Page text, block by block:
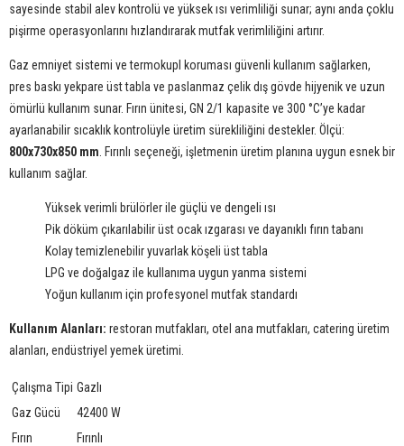
sayesinde stabil alev kontrolü ve yüksek ısı verimliliği sunar; aynı anda çoklu
pişirme operasyonlarını hızlandırarak mutfak verimliliğini artırır.
Gaz emniyet sistemi ve termokupl koruması güvenli kullanım sağlarken,
pres baskı yekpare üst tabla ve paslanmaz çelik dış gövde hijyenik ve uzun
ömürlü kullanım sunar. Fırın ünitesi, GN 2/1 kapasite ve 300 °C’ye kadar
ayarlanabilir sıcaklık kontrolüyle üretim sürekliliğini destekler. Ölçü:
800x730x850 mm . Fırınlı seçeneği, işletmenin üretim planına uygun esnek bir
kullanım sağlar.
Yüksek verimli brülörler ile güçlü ve dengeli ısı
Pik döküm çıkarılabilir üst ocak ızgarası ve dayanıklı fırın tabanı
Kolay temizlenebilir yuvarlak köşeli üst tabla
LPG ve doğalgaz ile kullanıma uygun yanma sistemi
Yoğun kullanım için profesyonel mutfak standardı
Kullanım Alanları: restoran mutfakları, otel ana mutfakları, catering üretim
alanları, endüstriyel yemek üretimi.
Çalışma Tipi Gazlı
Gaz Gücü
42400 W
Fırın
Fırınlı